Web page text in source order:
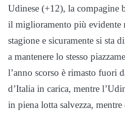
Udinese (+12), la compagine
il miglioramento più evidente
stagione e sicuramente si sta
a mantenere lo stesso
l’anno scorso è rimasto fuori
d’Italia in carica, mentre
in piena lotta salvezza, mentre